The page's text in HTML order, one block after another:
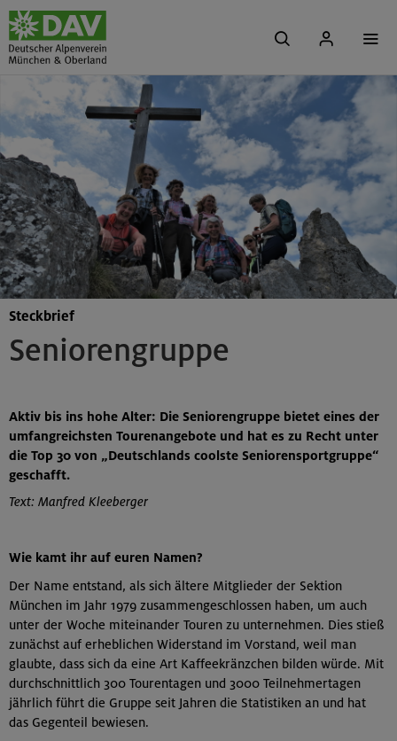
Seniorengruppe
Steckbrief
Aktiv bis ins hohe Alter: Die Seniorengruppe bietet eines der
umfangreichsten Tourenangebote und hat es zu Recht unter
die Top 30 von „Deutschlands coolste Seniorensportgruppe“
geschafft.
Text: Manfred Kleeberger
Wie kamt ihr auf euren Namen?
Der Name entstand, als sich ältere Mitglieder der Sektion
München im Jahr 1979 zusammengeschlossen haben, um auch
unter der Woche miteinander Touren zu unternehmen. Dies stieß
zunächst auf erheblichen Widerstand im Vorstand, weil man
glaubte, dass sich da eine Art Kaffeekränzchen bilden würde. Mit
durchschnittlich 300 Tourentagen und 3000 Teilnehmertagen
jährlich führt die Gruppe seit Jahren die Statistiken an und hat
das Gegenteil bewiesen.